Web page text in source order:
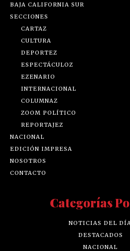
BAJA CALIFORNIA SUR
SECCIONES
CARTAZ
CULTURA
DEPORTEZ
ESPECTÁCULOZ
EZENARIO
INTERNACIONAL
COLUMNAZ
ZOOM POLÍTICO
REPORTAJEZ
NACIONAL
EDICIÓN IMPRESA
NOSOTROS
CONTACTO
Categorías
NOTICIAS DEL
DESTACADOS
NACIONAL